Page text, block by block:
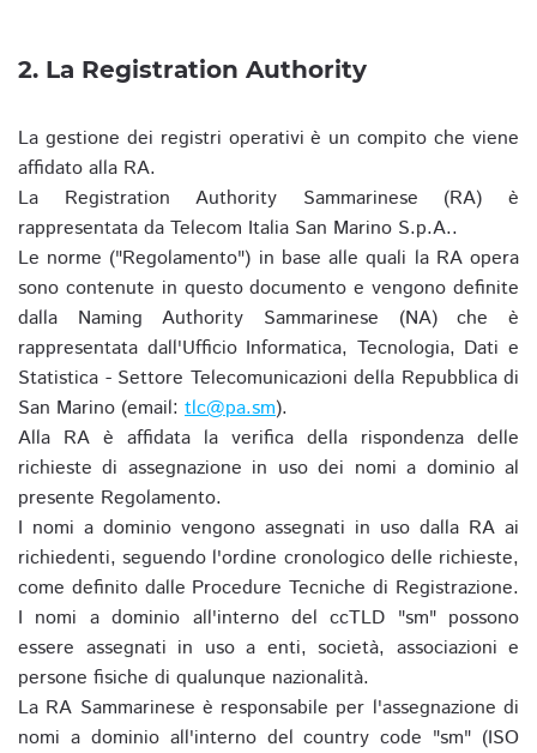
2. La Registration Authority
La gestione dei registri operativi è un compito che viene
affidato alla RA.
La Registration Authority Sammarinese (RA) è
rappresentata da Telecom Italia San Marino S.p.A..
Le norme ("Regolamento") in base alle quali la RA opera
sono contenute in questo documento e vengono definite
dalla Naming Authority Sammarinese (NA) che è
rappresentata dall'Ufficio Informatica, Tecnologia, Dati e
Statistica - Settore Telecomunicazioni della Repubblica di
San Marino (email: tlc@pa.sm).
Alla RA è affidata la verifica della rispondenza delle
richieste di assegnazione in uso dei nomi a dominio al
presente Regolamento.
I nomi a dominio vengono assegnati in uso dalla RA ai
richiedenti, seguendo l'ordine cronologico delle richieste,
come definito dalle Procedure Tecniche di Registrazione.
I nomi a dominio all'interno del ccTLD "sm" possono
essere assegnati in uso a enti, società, associazioni e
persone fisiche di qualunque nazionalità.
La RA Sammarinese è responsabile per l'assegnazione di
nomi a dominio all'interno del country code "sm" (ISO